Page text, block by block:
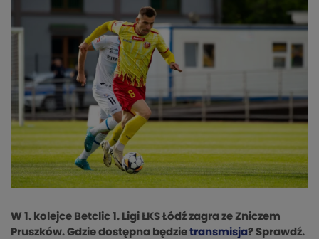
W 1. kolejce Betclic 1. Ligi ŁKS Łódź zagra ze Zniczem
Pruszków. Gdzie dostępna będzie transmisja? Sprawdź.